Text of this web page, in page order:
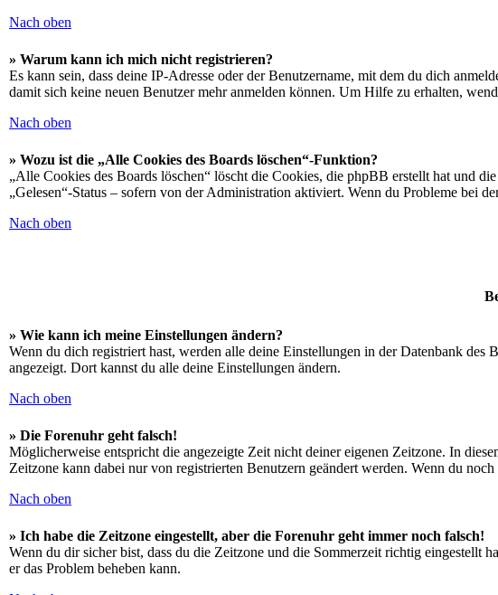
Nach oben
» Warum kann ich mich nicht registrieren?
Es kann sein, dass deine IP-Adresse oder der Benutzername, mit dem du dich
damit sich keine neuen Benutzer mehr anmelden können. Um Hilfe zu erhalten,
Nach oben
» Wozu ist die „Alle Cookies des Boards löschen“-Funktion?
„Alle Cookies des Boards löschen“ löscht die Cookies, die phpBB erstellt hat und
„Gelesen“-Status – sofern von der Administration aktiviert. Wenn du Probleme bei
Nach oben
» Wie kann ich meine Einstellungen ändern?
Wenn du dich registriert hast, werden alle deine Einstellungen in der Datenbank
angezeigt. Dort kannst du alle deine Einstellungen ändern.
Nach oben
» Die Forenuhr geht falsch!
Möglicherweise entspricht die angezeigte Zeit nicht deiner eigenen Zeitzone. In
Zeitzone kann dabei nur von registrierten Benutzern geändert werden. Wenn du
Nach oben
» Ich habe die Zeitzone eingestellt, aber die Forenuhr geht immer noch falsch!
Wenn du dir sicher bist, dass du die Zeitzone und die Sommerzeit richtig eingestellt
er das Problem beheben kann.